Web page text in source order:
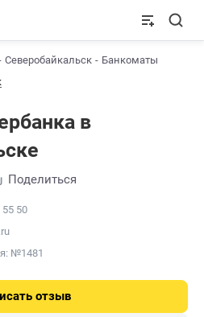
Северобайкальск
Банкоматы
в
55 50
№1481
Поделиться
отзыв